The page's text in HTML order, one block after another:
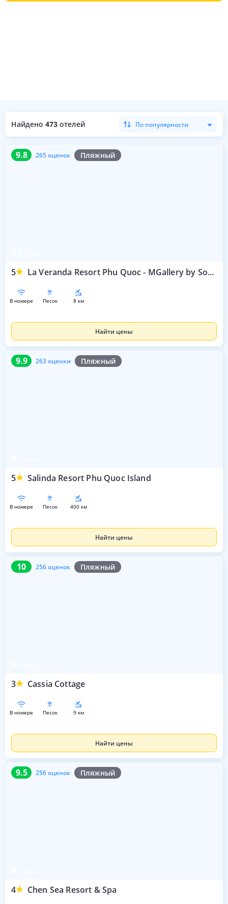
Найдено 473 отелей По популярности
9.8 265 оценок Пляжный
5 La Veranda Resort Phu Quoc - MGallery by Sofitel
9.8 265 оценок
в номере песок 8 км
Найти цены
9.9 263 оценки Пляжный
5 Salinda Resort Phu Quoc Island
9.9 263 оценки
в номере песок 400 км
Найти цены
10 256 оценок Пляжный
3 Cassia Cottage
10 256 оценок
в номере песок 9 км
Найти цены
9.5 256 оценок Пляжный
4 Chen Sea Resort & Spa
9.5 256 оценок